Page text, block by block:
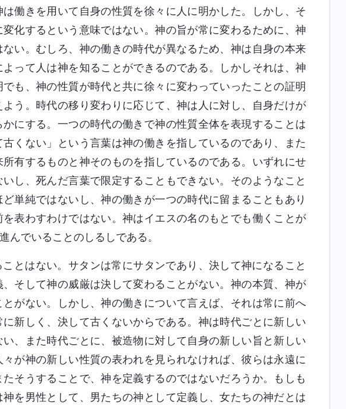
働きを用いて自身の性質を徐々に人に明かした。しかし、そ
化するという意味ではない。神の旨が常に変わるために、神
い。むしろ、神の働きの時代が異なるため、神は自身の本来
って人は神を知ることができるのである。しかしそれは、神
も、神の性質が時代と共に徐々に変わっていったことの証明
う。時代の移り変わりに応じて、神は人に対し、自身だけが
にする。一つの時代の働きで神の性質全体を表現することは
くない」という言葉は神の働きを指しているのであり、また
有するものと神そのものを指しているのである。いずれにせ
し、死んだ言葉で限定することもできない。そのようなこと
単純ではないし、神の働きが一つの時代に留まることもあり
表わすわけではない。神はイエスの名のもとでも働くことが
んでいることのしるしである。
とはない。サタンは常にサタンであり、決して神になること
そして神の威厳は決して変わることがない。神の本質、神が
がない。しかし、神の働きについて言えば、それは常に前へ
新しく、決して古くないからである。神は時代ごとに新しい
、また時代ごとに、被造物に対して自身の新しい旨と新しい
が神の新しい性質の表われを見られなければ、彼らは永遠に
そうすることで、神を定義するのではないだろうか。もしも
を男性として、男たちの神として定義し、女たちの神だとは